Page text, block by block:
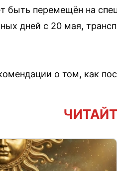
перемещён на
дней с 20 мая,
о том, как